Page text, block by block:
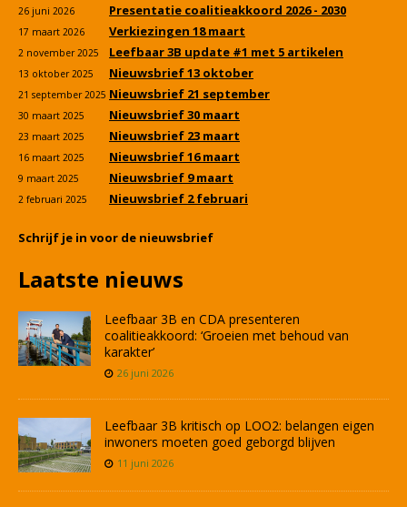
26 juni 2026 Presentatie coalitieakkoord 2026 - 2030
17 maart 2026 Verkiezingen 18 maart
2 november 2025 Leefbaar 3B update #1 met 5 artikelen
13 oktober 2025 Nieuwsbrief 13 oktober
21 september 2025 Nieuwsbrief 21 september
30 maart 2025 Nieuwsbrief 30 maart
23 maart 2025 Nieuwsbrief 23 maart
16 maart 2025 Nieuwsbrief 16 maart
9 maart 2025 Nieuwsbrief 9 maart
2 februari 2025 Nieuwsbrief 2 februari
Schrijf je in voor de nieuwsbrief
Laatste nieuws
Leefbaar 3B en CDA presenteren
coalitieakkoord: ‘Groeien met behoud van
karakter’
26 juni 2026
Leefbaar 3B kritisch op LOO2: belangen eigen
inwoners moeten goed geborgd blijven
11 juni 2026